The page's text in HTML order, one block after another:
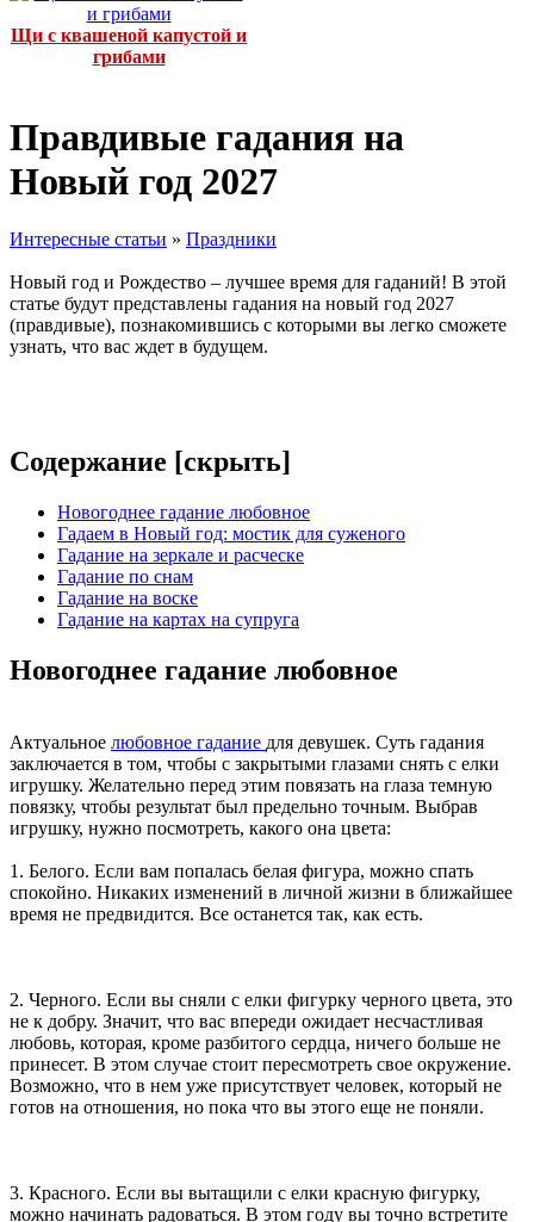
Щи с квашеной капустой и
грибами
Правдивые гадания на
Новый год 2027
Интересные статьи » Праздники
Новый год и Рождество – лучшее время для гаданий! В этой
статье будут представлены гадания на новый год 2027
(правдивые), познакомившись с которыми вы легко сможете
узнать, что вас ждет в будущем.
Содержание [скрыть]
Новогоднее гадание любовное
Гадаем в Новый год: мостик для суженого
Гадание на зеркале и расческе
Гадание по снам
Гадание на воске
Гадание на картах на супруга
Новогоднее гадание любовное
Актуальное любовное гадание для девушек. Суть гадания
заключается в том, чтобы с закрытыми глазами снять с елки
игрушку. Желательно перед этим повязать на глаза темную
повязку, чтобы результат был предельно точным. Выбрав
игрушку, нужно посмотреть, какого она цвета:
1. Белого. Если вам попалась белая фигура, можно спать
спокойно. Никаких изменений в личной жизни в ближайшее
время не предвидится. Все останется так, как есть.
2. Черного. Если вы сняли с елки фигурку черного цвета, это
не к добру. Значит, что вас впереди ожидает несчастливая
любовь, которая, кроме разбитого сердца, ничего больше не
принесет. В этом случае стоит пересмотреть свое окружение.
Возможно, что в нем уже присутствует человек, который не
готов на отношения, но пока что вы этого еще не поняли.
3. Красного. Если вы вытащили с елки красную фигурку,
можно начинать радоваться. В этом году вы точно встретите